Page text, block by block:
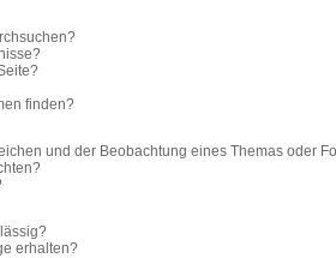
finden?
und der Beobachtung eines Themas oder
erhalten?